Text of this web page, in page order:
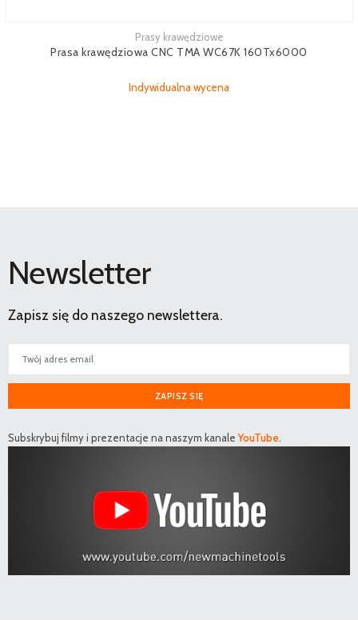
Prasy krawędziowe
Prasa krawędziowa CNC TMA WC67K 160Tx6000
Indywidualna wycena
Newsletter
Zapisz się do naszego newslettera.
ZAPISZ SIĘ
Subskrybuj filmy i prezentacje na naszym kanaleYouTube